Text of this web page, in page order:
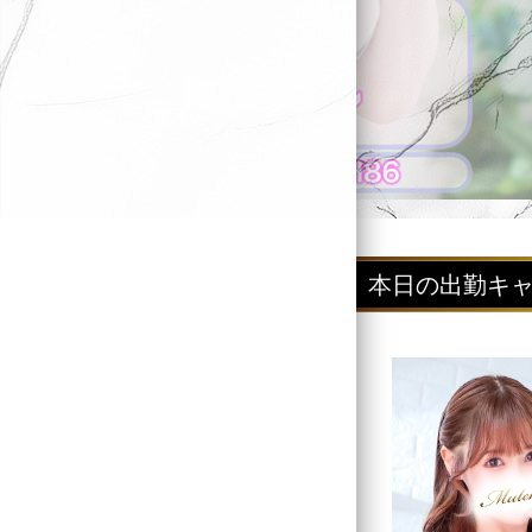
本日の出勤キ